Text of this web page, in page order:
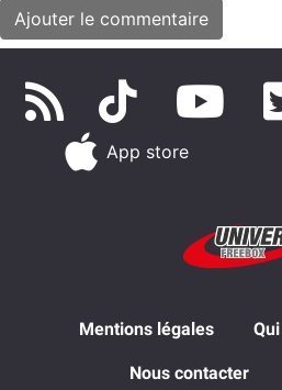
App store
Mentions légales
Nous contacter